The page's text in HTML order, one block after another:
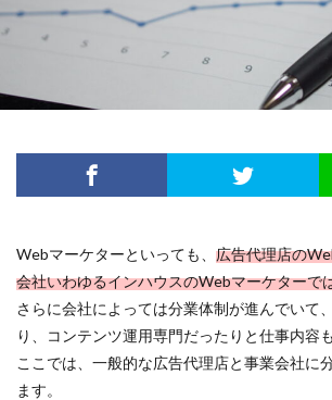
Webマーケターといっても、 広告代理店の
会社いわゆるインハウスのWebマーケターで
さらに会社によっては分業体制が進んでいて
り、コンテンツ運用専門だったりと仕事内容
ここでは、一般的な広告代理店と事業会社に
ます。